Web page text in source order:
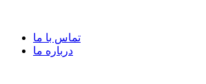
تماس با ما
درباره ما